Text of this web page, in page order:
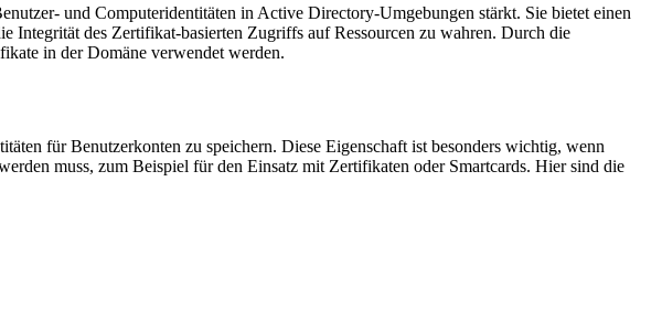
und Computeridentitäten in Active Directory-Umgebungen stärkt. Sie bietet einen
Integrität des Zertifikat-basierten Zugriffs auf Ressourcen zu wahren. Durch die
in der Domäne verwendet werden.
für Benutzerkonten zu speichern. Diese Eigenschaft ist besonders wichtig, wenn
muss, zum Beispiel für den Einsatz mit Zertifikaten oder Smartcards. Hier sind die